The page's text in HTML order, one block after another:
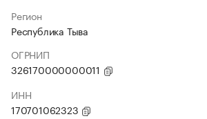
Регион
Республика Тыва
ОГРНИП
326170000000011
ИНН
170701062323